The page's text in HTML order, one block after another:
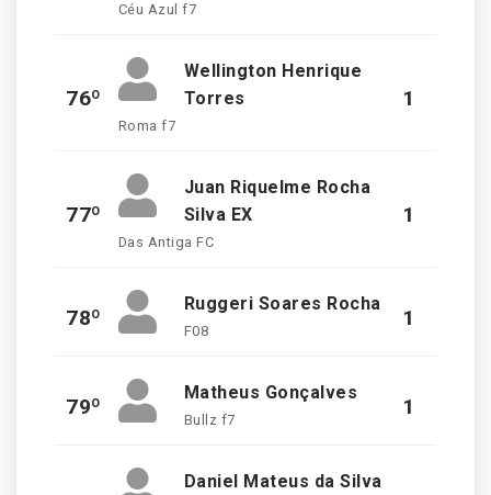
Céu Azul f7
76º
Wellington Henrique
Torres
Roma f7
1
77º
Juan Riquelme Rocha
Silva EX
Das Antiga FC
1
78º
Ruggeri Soares Rocha
F08
1
79º
Matheus Gonçalves
Bullz f7
1
Daniel Mateus da Silva